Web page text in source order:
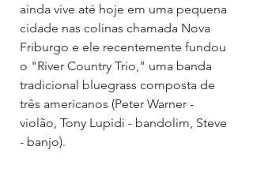
ainda vive até hoje em uma pequena
cidade nas colinas chamada Nova
Friburgo e ele recentemente fundou
o "River Country Trio," uma banda
tradicional bluegrass composta de
três americanos (Peter Warner -
violão, Tony Lupidi - bandolim, Steve
- banjo).